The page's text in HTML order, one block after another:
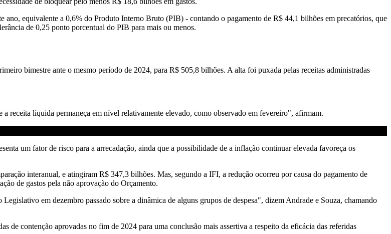
equivalente a 0,6% do Produto Interno Bruto (PIB) - contando o pagamento de R$ 44,1 bilhões em precatórios, que
de 0,25 ponto porcentual do PIB para mais ou menos.
bimestre ante o mesmo período de 2024, para R$ 505,8 bilhões. A alta foi puxada pelas receitas administradas
receita líquida permaneça em nível relativamente elevado, como observado em fevereiro", afirmam.
um fator de risco para a arrecadação, ainda que a possibilidade de a inflação continuar elevada favoreça os
interanual, e atingiram R$ 347,3 bilhões. Mas, segundo a IFI, a redução ocorreu por causa do pagamento de
de gastos pela não aprovação do Orçamento.
em dezembro passado sobre a dinâmica de alguns grupos de despesa", dizem Andrade e Souza, chamando
de contenção aprovadas no fim de 2024 para uma conclusão mais assertiva a respeito da eficácia das referidas